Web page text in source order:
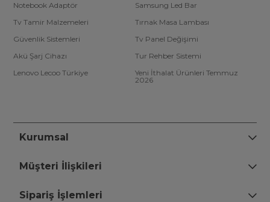
Notebook Adaptör
Samsung Led Bar
Tv Tamir Malzemeleri
Tırnak Masa Lambası
Güvenlik Sistemleri
Tv Panel Değişimi
Akü Şarj Cihazı
Tur Rehber Sistemi
Lenovo Lecoo Türkiye
Yeni İthalat Ürünleri Temmuz
2026
Kurumsal
Müşteri İlişkileri
Sipariş İşlemleri